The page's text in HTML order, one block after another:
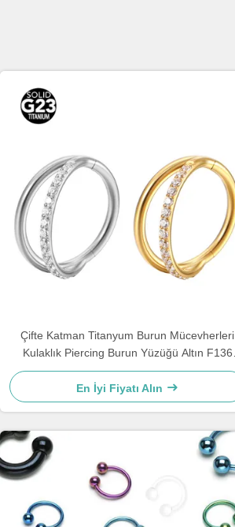
Çifte Katman Titanyum Burun Mücevherleri
Kulaklık Piercing Burun Yüzüğü Altın F136
Hinged Segment
En İyi Fiyatı Alın